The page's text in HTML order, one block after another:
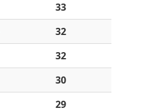
33
32
32
30
29